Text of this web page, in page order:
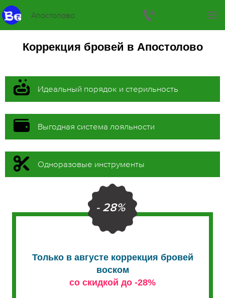
Апостолово
Коррекция бровей в Апостолово
Идеальный порядок и стерильность
Выгодная система лояльности
Одноразовые инструменты
- 28%
Только в августе коррекция бровей
воском
со скидкой до -28%